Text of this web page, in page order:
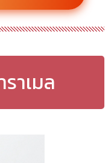
าเมล